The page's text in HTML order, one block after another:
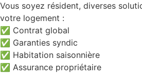
Vous soyez résident, diverses
votre logement :
✅ Contrat global
✅ Garanties syndic
✅ Habitation saisonnière
✅ Assurance propriétaire